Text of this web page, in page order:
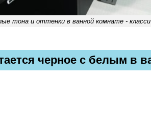
тона и оттенки в ванной комнате -
черное с белым в